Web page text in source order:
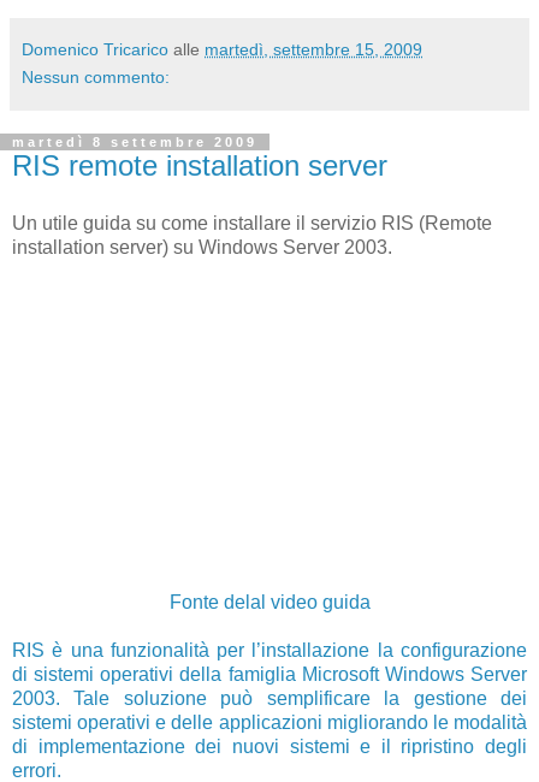
Domenico Tricarico alle martedì, settembre 15, 2009
Nessun commento:
martedì 8 settembre 2009
RIS remote installation server
Un utile guida su come installare il servizio RIS (Remote
installation server) su Windows Server 2003.
Fonte delal video guida
RIS è una funzionalità per l’installazione la configurazione
di sistemi operativi della famiglia Microsoft Windows Server
2003. Tale soluzione può semplificare la gestione dei
sistemi operativi e delle applicazioni migliorando le modalità
di implementazione dei nuovi sistemi e il ripristino degli
errori.